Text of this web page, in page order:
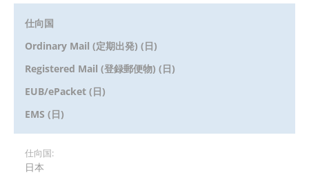
仕向国
Ordinary Mail (定期出発) (日)
Registered Mail (登録郵便物) (日)
EUB/ePacket (日)
EMS (日)
日本